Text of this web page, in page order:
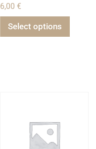
6,00 €
Select options